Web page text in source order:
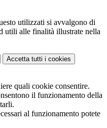
utilizzati si avvalgono di
utili alle finalità illustrate nella
Accetta tutti i cookies
quali cookie consentire.
il funzionamento della
al funzionamento potete